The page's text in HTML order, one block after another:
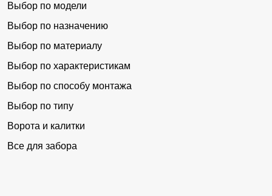
Выбор по модели
Выбор по назначению
Выбор по материалу
Выбор по характеристикам
Выбор по способу монтажа
Выбор по типу
Ворота и калитки
Все для забора